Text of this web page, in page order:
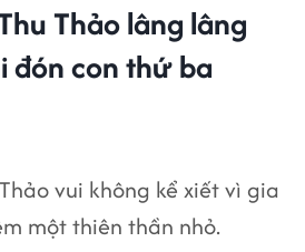
Thảo lâng lâng
đón con thứ ba
vui không kể xiết vì gia
một thiên thần nhỏ.